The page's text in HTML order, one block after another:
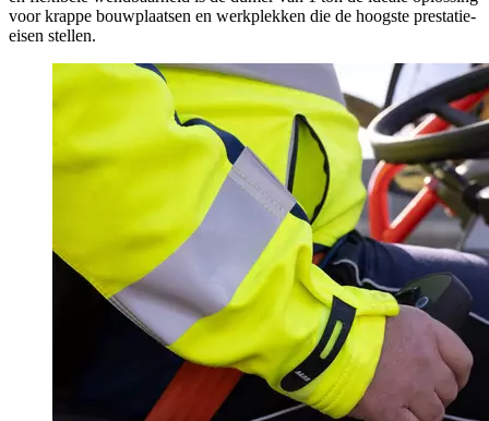
voor krappe bouwplaatsen en werkplekken die de hoogste prestatie-
eisen stellen.